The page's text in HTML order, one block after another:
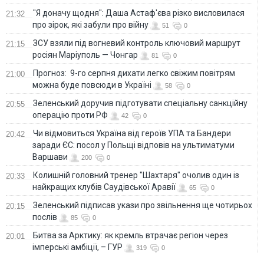
21:32
"Я доначу щодня": Даша Астаф'єва різко висловилася
про зірок, які забули про війну
51 0
21:15
ЗСУ взяли під вогневий контроль ключовий маршрут
росіян Маріуполь — Чонгар
81 0
21:00
Прогноз: 9-го серпня дихати легко свіжим повітрям
можна буде повсюди в Україні
58 0
20:55
Зеленський доручив підготувати спеціальну санкційну
операцію проти РФ
42 0
20:42
Чи відмовиться Україна від героїв УПА та Бандери
заради ЄС: посол у Польщі відповів на ультиматуми
Варшави
200 0
20:33
Колишній головний тренер "Шахтаря" очолив один із
найкращих клубів Саудівської Аравії
65 0
20:15
Зеленський підписав укази про звільнення ще чотирьох
послів
85 0
20:01
Битва за Арктику: як кремль втрачає регіон через
імперські амбіції, – ГУР
319 0